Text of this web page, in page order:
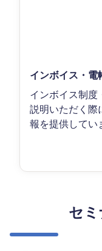
インボイス・電
インボイス制度
説明いただく際
報を提供してい
セ